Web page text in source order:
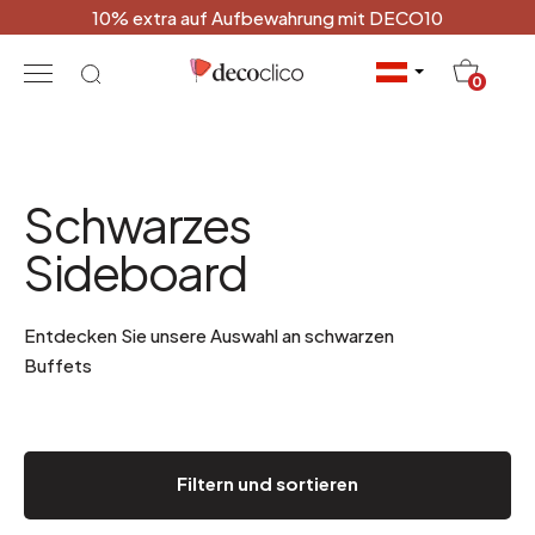
10% extra auf Aufbewahrung mit DECO10
0
Schwarzes
Sideboard
Entdecken Sie unsere Auswahl an schwarzen
Buffets
Filtern und sortieren